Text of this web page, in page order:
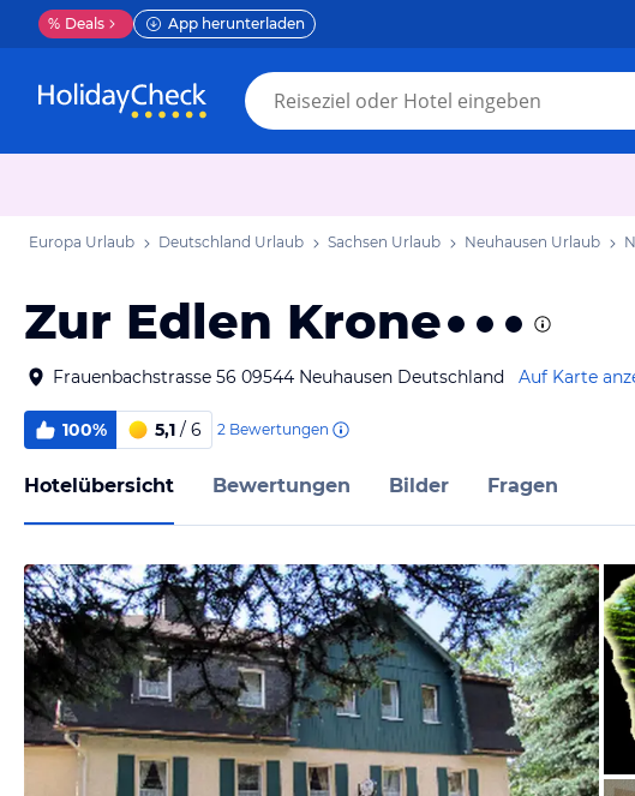
% Deals App herunterladen
Europa Urlaub Deutschland Urlaub Sachsen Urlaub Neuhausen Urlaub
Zur Edlen Krone
Frauenbachstrasse 56 09544 Neuhausen Deutschland Auf Karte
100% 5,1 / 6 2 Bewertungen
Hotelübersicht Bewertungen Bilder Fragen